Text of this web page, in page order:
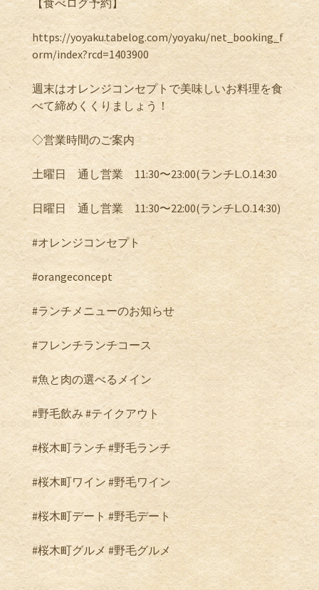
https://yoyaku.tabelog.com/yoyaku/net_booking_f
orm/index?rcd=1403900
週末はオレンジコンセプトで美味しいお料理を食
べて締めくくりましょう！
◇営業時間のご案内
土曜日 通し営業 11:30〜23:00(ランチL.O.14:30
日曜日 通し営業 11:30〜22:00(ランチL.O.14:30)
#オレンジコンセプト
#orangeconcept
#ランチメニューのお知らせ
#フレンチランチコース
#魚と肉の選べるメイン
#野毛飲み #テイクアウト
#桜木町ランチ #野毛ランチ
#桜木町ワイン #野毛ワイン
#桜木町デート #野毛デート
#桜木町グルメ #野毛グルメ